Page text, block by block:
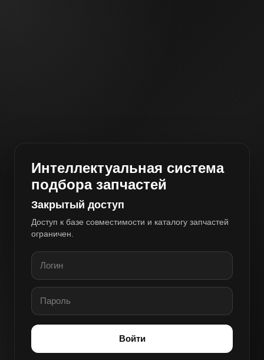
Интеллектуальная система
подбора запчастей
Закрытый доступ
Доступ к базе совместимости и каталогу запчастей
ограничен.
Войти